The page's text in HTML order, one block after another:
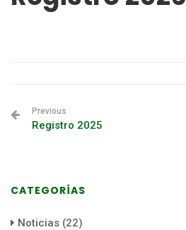
Previous
Registro 2025
CATEGORÍAS
Noticias (22)